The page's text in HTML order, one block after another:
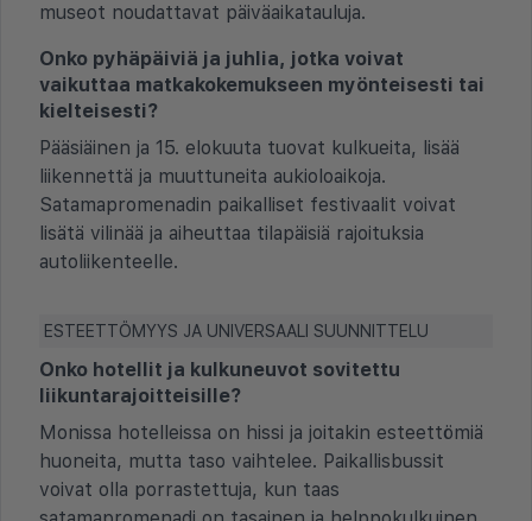
museot noudattavat päiväaikatauluja.
Onko pyhäpäiviä ja juhlia, jotka voivat
vaikuttaa matkakokemukseen myönteisesti tai
kielteisesti?
Pääsiäinen ja 15. elokuuta tuovat kulkueita, lisää
liikennettä ja muuttuneita aukioloaikoja.
Satamapromenadin paikalliset festivaalit voivat
lisätä vilinää ja aiheuttaa tilapäisiä rajoituksia
autoliikenteelle.
ESTEETTÖMYYS JA UNIVERSAALI SUUNNITTELU
Onko hotellit ja kulkuneuvot sovitettu
liikuntarajoitteisille?
Monissa hotelleissa on hissi ja joitakin esteettömiä
huoneita, mutta taso vaihtelee. Paikallisbussit
voivat olla porrastettuja, kun taas